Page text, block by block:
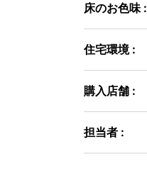
床のお色味 :
住宅環境 :
購入店舗 :
担当者 :